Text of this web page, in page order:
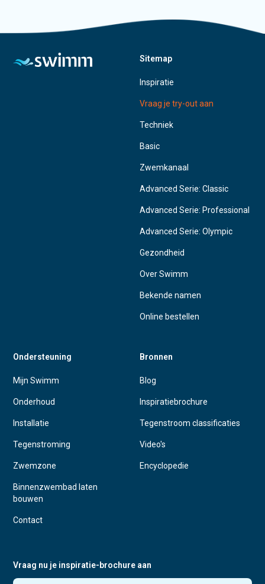
Sitemap
Inspiratie
Vraag je try-out aan
Techniek
Basic
Zwemkanaal
Advanced Serie: Classic
Advanced Serie: Professional
Advanced Serie: Olympic
Gezondheid
Over Swimm
Bekende namen
Online bestellen
Ondersteuning
Mijn Swimm
Onderhoud
Installatie
Tegenstroming
Zwemzone
Binnenzwembad laten
bouwen
Contact
Bronnen
Blog
Inspiratiebrochure
Tegenstroom classificaties
Video's
Encyclopedie
Vraag nu je inspiratie-brochure aan